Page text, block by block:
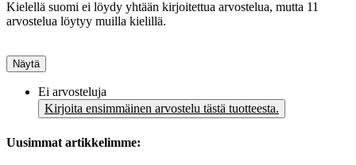
Kielellä suomi ei löydy yhtään kirjoitettua arvostelua, mutta 11
arvostelua löytyy muilla kielillä.
Näytä
Ei arvosteluja
Kirjoita ensimmäinen arvostelu tästä tuotteesta.
Uusimmat artikkelimme: